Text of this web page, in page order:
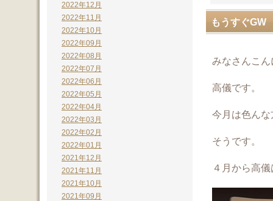
もうすぐGW
みなさんこ
高儀です。
今月は色ん
そうです。
４月から高
2022年12月
2022年11月
2022年10月
2022年09月
2022年08月
2022年07月
2022年06月
2022年05月
2022年04月
2022年03月
2022年02月
2022年01月
2021年12月
2021年11月
2021年10月
2021年09月